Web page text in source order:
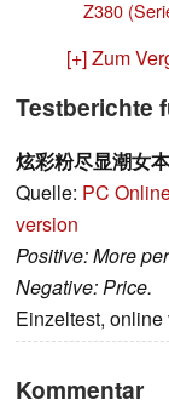
Z380
[+] Zum
Testberichte
炫彩粉尽显潮女
Quelle: PC
version
Positive: More
Negative: Price.
Einzeltest, online
Kommentar